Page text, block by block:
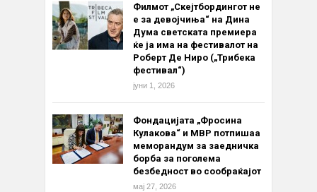
Филмот „Скејтбордингот не
е за девојчиња“ на Дина
Дума светската премиера
ќе ја има на фестивалот на
Роберт Де Ниро („Трибека
фестивал“)
јуни 1, 2026
Фондацијата „Фросина
Кулакова“ и МВР потпишаа
меморандум за заедничка
борба за поголема
безбедност во сообраќајот
мај 27, 2026